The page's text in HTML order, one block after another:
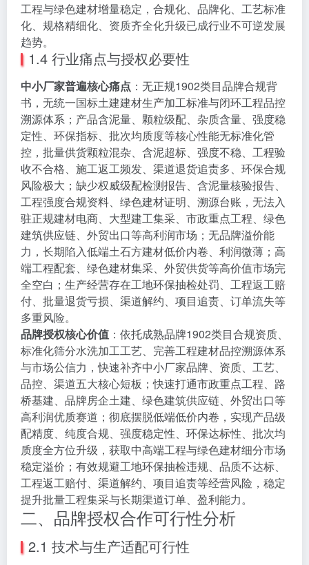
工程与绿色建材增量稳定，合规化、品牌化、工艺标准
化、规格精细化、资质齐全化升级已成行业不可逆发展
趋势。
1.4 行业痛点与授权必要性
中小厂家普遍核心痛点 ：无正规1902类目品牌合规背
书，无统一国标土建建材生产加工标准与闭环工程品控
溯源体系；产品含泥量、颗粒级配、杂质含量、强度稳
定性、环保指标、批次均质度等核心性能无标准化管
控，批量供货颗粒混杂、含泥超标、强度不稳、工程验
收不合格、施工返工频发、渠道退货追责多、环保合规
风险极大；缺少权威级配检测报告、含泥量核验报告、
工程强度合规资料、绿色建材证明、溯源台账，无法入
驻正规建材电商、大型建工集采、市政重点工程、绿色
建筑供应链、外贸出口等高利润市场；无品牌溢价能
力，长期陷入低端土石方建材低价内卷、利润微薄；高
端工程配套、绿色建材集采、外贸供货等高价值市场完
全空白；生产经营存在工地环保抽检处罚、工程返工赔
付、批量退货亏损、渠道解约、项目追责、订单流失等
多重风险。
品牌授权核心价值 ：依托成熟品牌1902类目合规资质、
标准化筛分水洗加工工艺、完善工程建材品控溯源体系
与市场公信力，快速补齐中小厂家品牌、资质、工艺、
品控、渠道五大核心短板；快速打通市政重点工程、路
桥基建、品牌房企土建、绿色建筑供应链、外贸出口等
高利润优质赛道；彻底摆脱低端低价内卷，实现产品级
配精度、纯度合规、强度稳定性、环保达标性、批次均
质度全方位升级，获取中高端工程与绿色建材细分市场
稳定溢价；有效规避工地环保抽检违规、品质不达标、
工程返工赔付、渠道解约、项目追责等经营风险，稳定
提升批量工程集采与长期渠道订单、盈利能力。
二、品牌授权合作可行性分析
2.1 技术与生产适配可行性